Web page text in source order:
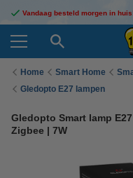
Vandaag besteld morgen in
Home Smart Home
Gledopto E27 lampen
Gledopto Smart lamp
Zigbee | 7W